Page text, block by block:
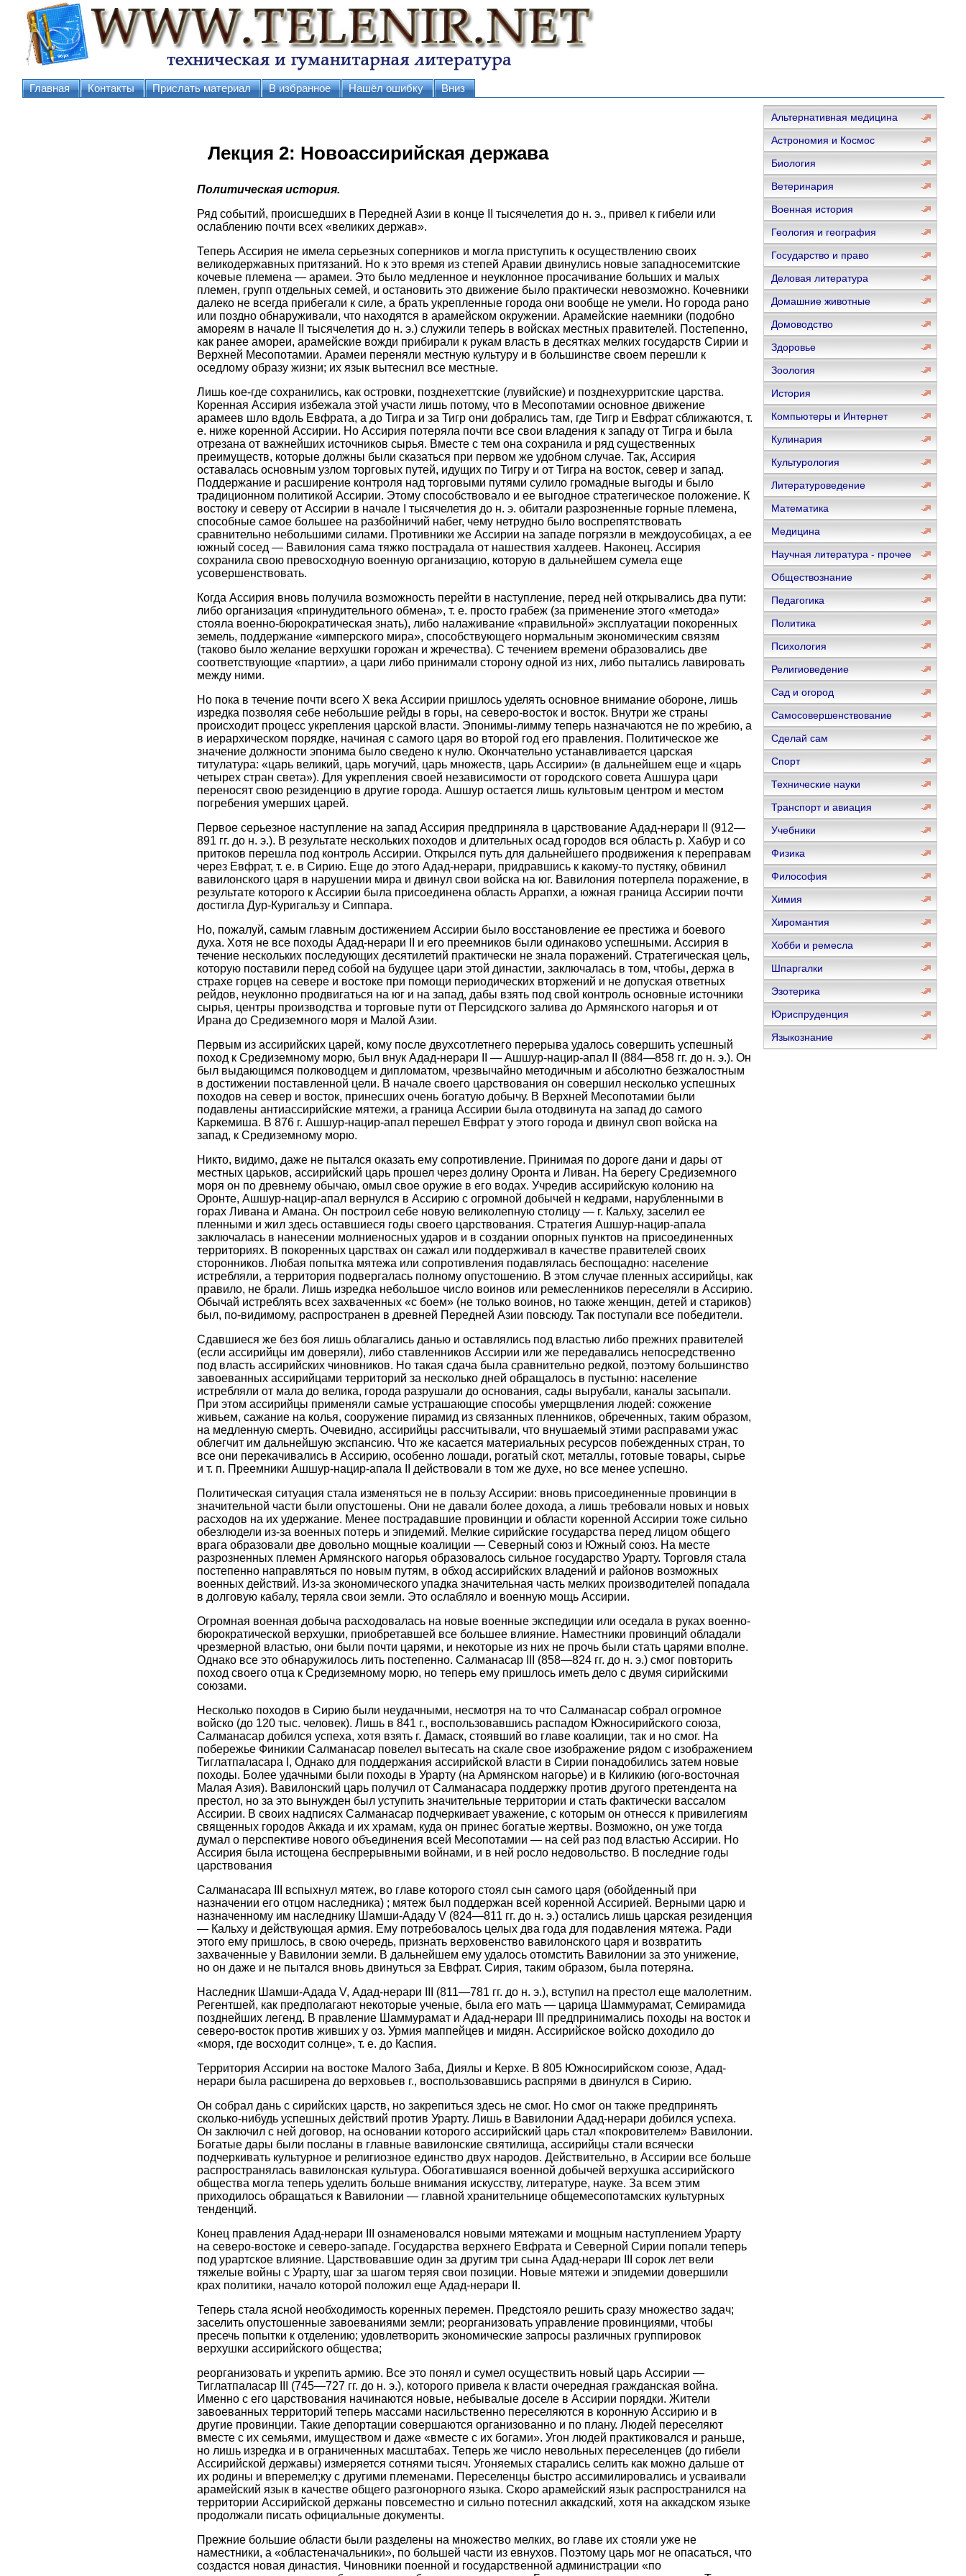
Главная Контакты Прислать материал В избранное Нашёл ошибку Вниз
Лекция 2: Новоассирийская держава
Политическая история.
Ряд событий, происшедших в Передней Азии в конце II тысячелетия до н. э., привел к гибели или
ослаблению почти всех «великих держав».
Теперь Ассирия не имела серьезных соперников и могла приступить к осуществлению своих
великодержавных притязаний. Но к это время из степей Аравии двинулись новые западносемитские
кочевые племена — арамеи. Это было медленное и неуклонное просачивание больших и малых
племен, групп отдельных семей, и остановить это движение было практически невозможно. Кочевники
далеко не всегда прибегали к силе, а брать укрепленные города они вообще не умели. Но города рано
или поздно обнаруживали, что находятся в арамейском окружении. Арамейские наемники (подобно
амореям в начале II тысячелетия до н. э.) служили теперь в войсках местных правителей. Постепенно,
как ранее амореи, арамейские вожди прибирали к рукам власть в десятках мелких государств Сирии и
Верхней Месопотамии. Арамеи переняли местную культуру и в большинстве своем перешли к
оседлому образу жизни; их язык вытеснил все местные.
Лишь кое-где сохранились, как островки, позднехеттские (лувийские) и позднехурритские царства.
Коренная Ассирия избежала этой участи лишь потому, что в Месопотамии основное движение
арамеев шло вдоль Евфрата, а до Тигра и за Тигр они добрались там, где Тигр и Евфрат сближаются, т.
е. ниже коренной Ассирии. Но Ассирия потеряла почти все свои владения к западу от Тигра и была
отрезана от важнейших источников сырья. Вместе с тем она сохранила и ряд существенных
преимуществ, которые должны были сказаться при первом же удобном случае. Так, Ассирия
оставалась основным узлом торговых путей, идущих по Тигру и от Тигра на восток, север и запад.
Поддержание и расширение контроля над торговыми путями сулило громадные выгоды и было
традиционном политикой Ассирии. Этому способствовало и ее выгодное стратегическое положение. К
востоку и северу от Ассирии в начале I тысячелетия до н. э. обитали разрозненные горные племена,
способные самое большее на разбойничий набег, чему нетрудно было воспрепятствовать
сравнительно небольшими силами. Противники же Ассирии на западе погрязли в междоусобицах, а ее
южный сосед — Вавилония сама тяжко пострадала от нашествия халдеев. Наконец. Ассирия
сохранила свою превосходную военную организацию, которую в дальнейшем сумела еще
усовершенствовать.
Когда Ассирия вновь получила возможность перейти в наступление, перед ней открывались два пути:
либо организация «принудительного обмена», т. е. просто грабеж (за применение этого «метода»
стояла военно-бюрократическая знать), либо налаживание «правильной» эксплуатации покоренных
земель, поддержание «имперского мира», способствующего нормальным экономическим связям
(таково было желание верхушки горожан и жречества). С течением времени образовались две
соответствующие «партии», а цари либо принимали сторону одной из них, либо пытались лавировать
между ними.
Но пока в течение почти всего X века Ассирии пришлось уделять основное внимание обороне, лишь
изредка позволяя себе небольшие рейды в горы, на северо-восток и восток. Внутри же страны
происходит процесс укрепления царской власти. Эпонимы-лимму теперь назначаются не по жребию, а
в иерархическом порядке, начиная с самого царя во второй год его правления. Политическое же
значение должности эпонима было сведено к нулю. Окончательно устанавливается царская
титулатура: «царь великий, царь могучий, царь множеств, царь Ассирии» (в дальнейшем еще и «царь
четырех стран света»). Для укрепления своей независимости от городского совета Ашшура цари
переносят свою резиденцию в другие города. Ашшур остается лишь культовым центром и местом
погребения умерших царей.
Первое серьезное наступление на запад Ассирия предприняла в царствование Адад-нерари II (912—
891 гг. до н. э.). В результате нескольких походов и длительных осад городов вся область р. Хабур и со
притоков перешла под контроль Ассирии. Открылся путь для дальнейшего продвижения к переправам
через Евфрат, т. е. в Сирию. Еще до этого Адад-нерари, придравшись к какому-то пустяку, обвинил
вавилонского царя в нарушении мира и двинул свои войска на юг. Вавилония потерпела поражение, в
результате которого к Ассирии была присоединена область Аррапхи, а южная граница Ассирии почти
достигла Дур-Куригальзу и Сиппара.
Но, пожалуй, самым главным достижением Ассирии было восстановление ее престижа и боевого
духа. Хотя не все походы Адад-нерари II и его преемников были одинаково успешными. Ассирия в
течение нескольких последующих десятилетий практически не знала поражений. Стратегическая цель,
которую поставили перед собой на будущее цари этой династии, заключалась в том, чтобы, держа в
страхе горцев на севере и востоке при помощи периодических вторжений и не допуская ответных
рейдов, неуклонно продвигаться на юг и на запад, дабы взять под свой контроль основные источники
сырья, центры производства и торговые пути от Персидского залива до Армянского нагорья и от
Ирана до Средиземного моря и Малой Азии.
Первым из ассирийских царей, кому после двухсотлетнего перерыва удалось совершить успешный
поход к Средиземному морю, был внук Адад-нерари II — Ашшур-нацир-апал II (884—858 гг. до н. э.). Он
был выдающимся полководцем и дипломатом, чрезвычайно методичным и абсолютно безжалостным
в достижении поставленной цели. В начале своего царствования он совершил несколько успешных
походов на север и восток, принесших очень богатую добычу. В Верхней Месопотамии были
подавлены антиассирийские мятежи, а граница Ассирии была отодвинута на запад до самого
Каркемиша. В 876 г. Ашшур-нацир-апал перешел Евфрат у этого города и двинул своп войска на
запад, к Средиземному морю.
Никто, видимо, даже не пытался оказать ему сопротивление. Принимая по дороге дани и дары от
местных царьков, ассирийский царь прошел через долину Оронта и Ливан. На берегу Средиземного
моря он по древнему обычаю, омыл свое оружие в его водах. Учредив ассирийскую колонию на
Оронте, Ашшур-нацир-апал вернулся в Ассирию с огромной добычей н кедрами, нарубленными в
горах Ливана и Амана. Он построил себе новую великолепную столицу — г. Кальху, заселил ее
пленными и жил здесь оставшиеся годы своего царствования. Стратегия Ашшур-нацир-апала
заключалась в нанесении молниеносных ударов и в создании опорных пунктов на присоединенных
территориях. В покоренных царствах он сажал или поддерживал в качестве правителей своих
сторонников. Любая попытка мятежа или сопротивления подавлялась беспощадно: население
истребляли, а территория подвергалась полному опустошению. В этом случае пленных ассирийцы, как
правило, не брали. Лишь изредка небольшое число воинов или ремесленников переселяли в Ассирию.
Обычай истреблять всех захваченных «с боем» (не только воинов, но также женщин, детей и стариков)
был, по-видимому, распространен в древней Передней Азии повсюду. Так поступали все победители.
Сдавшиеся же без боя лишь облагались данью и оставлялись под властью либо прежних правителей
(если ассирийцы им доверяли), либо ставленников Ассирии или же передавались непосредственно
под власть ассирийских чиновников. Но такая сдача была сравнительно редкой, поэтому большинство
завоеванных ассирийцами территорий за несколько дней обращалось в пустыню: население
истребляли от мала до велика, города разрушали до основания, сады вырубали, каналы засыпали.
При этом ассирийцы применяли самые устрашающие способы умерщвления людей: сожжение
живьем, сажание на колья, сооружение пирамид из связанных пленников, обреченных, таким образом,
на медленную смерть. Очевидно, ассирийцы рассчитывали, что внушаемый этими расправами ужас
облегчит им дальнейшую экспансию. Что же касается материальных ресурсов побежденных стран, то
все они перекачивались в Ассирию, особенно лошади, рогатый скот, металлы, готовые товары, сырье
и т. п. Преемники Ашшур-нацир-апала II действовали в том же духе, но все менее успешно.
Политическая ситуация стала изменяться не в пользу Ассирии: вновь присоединенные провинции в
значительной части были опустошены. Они не давали более дохода, а лишь требовали новых и новых
расходов на их удержание. Менее пострадавшие провинции и области коренной Ассирии тоже сильно
обезлюдели из-за военных потерь и эпидемий. Мелкие сирийские государства перед лицом общего
врага образовали две довольно мощные коалиции — Северный союз и Южный союз. На месте
разрозненных племен Армянского нагорья образовалось сильное государство Урарту. Торговля стала
постепенно направляться по новым путям, в обход ассирийских владений и районов возможных
военных действий. Из-за экономического упадка значительная часть мелких производителей попадала
в долговую кабалу, теряла свои земли. Это ослабляло и военную мощь Ассирии.
Огромная военная добыча расходовалась на новые военные экспедиции или оседала в руках военно-
бюрократической верхушки, приобретавшей все большее влияние. Наместники провинций обладали
чрезмерной властью, они были почти царями, и некоторые из них не прочь были стать царями вполне.
Однако все это обнаружилось лить постепенно. Салманасар III (858—824 гг. до н. э.) смог повторить
поход своего отца к Средиземному морю, но теперь ему пришлось иметь дело с двумя сирийскими
союзами.
Несколько походов в Сирию были неудачными, несмотря на то что Салманасар собрал огромное
войско (до 120 тыс. человек). Лишь в 841 г., воспользовавшись распадом Южносирийского союза,
Салманасар добился успеха, хотя взять г. Дамаск, стоявший во главе коалиции, так и но смог. На
побережье Финикии Салманасар повелел вытесать на скале свое изображение рядом с изображением
Тиглатпаласара I, Однако для поддержания ассирийской власти в Сирии понадобились затем новые
походы. Более удачными были походы в Урарту (на Армянском нагорье) и в Киликию (юго-восточная
Малая Азия). Вавилонский царь получил от Салманасара поддержку против другого претендента на
престол, но за это вынужден был уступить значительные территории и стать фактически вассалом
Ассирии. В своих надписях Салманасар подчеркивает уважение, с которым он отнесся к привилегиям
священных городов Аккада и их храмам, куда он принес богатые жертвы. Возможно, он уже тогда
думал о перспективе нового объединения всей Месопотамии — на сей раз под властью Ассирии. Но
Ассирия была истощена беспрерывными войнами, и в ней росло недовольство. В последние годы
царствования
Салманасара III вспыхнул мятеж, во главе которого стоял сын самого царя (обойденный при
назначении его отцом наследника) ; мятеж был поддержан всей коренной Ассирией. Верными царю и
назначенному им наследнику Шамши-Ададу V (824—811 гг. до н. э.) остались лишь царская резиденция
— Кальху и действующая армия. Ему потребовалось целых два года для подавления мятежа. Ради
этого ему пришлось, в свою очередь, признать верховенство вавилонского царя и возвратить
захваченные у Вавилонии земли. В дальнейшем ему удалось отомстить Вавилонии за это унижение,
но он даже и не пытался вновь двинуться за Евфрат. Сирия, таким образом, была потеряна.
Наследник Шамши-Адада V, Адад-нерари III (811—781 гг. до н. э.), вступил на престол еще малолетним.
Регентшей, как предполагают некоторые ученые, была его мать — царица Шаммурамат, Семирамида
позднейших легенд. В правление Шаммурамат и Адад-нерари III предпринимались походы на восток и
северо-восток против живших у оз. Урмия маппейцев и мидян. Ассирийское войско доходило до
«моря, где восходит солнце», т. е. до Каспия.
Территория Ассирии на востоке Малого Заба, Диялы и Керхе. В 805 Южносирийском союзе, Адад-
нерари была расширена до верховьев г., воспользовавшись распрями в двинулся в Сирию.
Он собрал дань с сирийских царств, но закрепиться здесь не смог. Но смог он также предпринять
сколько-нибудь успешных действий против Урарту. Лишь в Вавилонии Адад-нерари добился успеха.
Он заключил с ней договор, на основании которого ассирийский царь стал «покровителем» Вавилонии.
Богатые дары были посланы в главные вавилонские святилища, ассирийцы стали всячески
подчеркивать культурное и религиозное единство двух народов. Действительно, в Ассирии все больше
распространялась вавилонская культура. Обогатившаяся военной добычей верхушка ассирийского
общества могла теперь уделить больше внимания искусству, литературе, науке. За всем этим
приходилось обращаться к Вавилонии — главной хранительнице общемесопотамских культурных
тенденций.
Конец правления Адад-нерари III ознаменовался новыми мятежами и мощным наступлением Урарту
на северо-востоке и северо-западе. Государства верхнего Евфрата и Северной Сирии попали теперь
под урартское влияние. Царствовавшие один за другим три сына Адад-нерари III сорок лет вели
тяжелые войны с Урарту, шаг за шагом теряя свои позиции. Новые мятежи и эпидемии довершили
крах политики, начало которой положил еще Адад-нерари II.
Теперь стала ясной необходимость коренных перемен. Предстояло решить сразу множество задач;
заселить опустошенные завоеваниями земли; реорганизовать управление провинциями, чтобы
пресечь попытки к отделению; удовлетворить экономические запросы различных группировок
верхушки ассирийского общества;
реорганизовать и укрепить армию. Все это понял и сумел осуществить новый царь Ассирии —
Тиглатпаласар III (745—727 гг. до н. э.), которого привела к власти очередная гражданская война.
Именно с его царствования начинаются новые, небывалые доселе в Ассирии порядки. Жители
завоеванных территорий теперь массами насильственно переселяются в коронную Ассирию и в
другие провинции. Такие депортации совершаются организованно и по плану. Людей переселяют
вместе с их семьями, имуществом и даже «вместе с их богами». Угон людей практиковался и раньше,
но лишь изредка и в ограниченных масштабах. Теперь же число невольных переселенцев (до гибели
Ассирийской державы) измеряется сотнями тысяч. Угоняемых старались селить как можно дальше от
их родины и вперемел;ку с другими племенами. Переселенцы быстро ассимилировались и усваивали
арамейский язык в качестве общего разгонорного языка. Скоро арамейский язык распространился на
территории Ассирийской держаны повсеместно и сильно потеснил аккадский, хотя на аккадском языке
продолжали писать официальные документы.
Прежние большие области были разделены на множество мелких, во главе их стояли уже не
наместники, а «областеначальники», по большей части из евнухов. Поэтому царь мог не опасаться, что
создастся новая династия. Чиновники поенной и государственной администрации «по
Альтернативная медицина
Астрономия и Космос
Биология
Ветеринария
Военная история
Геология и география
Государство и право
Деловая литература
Домашние животные
Домоводство
Здоровье
Зоология
История
Компьютеры и Интернет
Кулинария
Культурология
Литературоведение
Математика
Медицина
Научная литература - прочее
Обществознание
Педагогика
Политика
Психология
Религиоведение
Сад и огород
Самосовершенствование
Сделай сам
Спорт
Технические науки
Транспорт и авиация
Учебники
Физика
Философия
Химия
Хиромантия
Хобби и ремесла
Шпаргалки
Эзотерика
Юриспруденция
Языкознание